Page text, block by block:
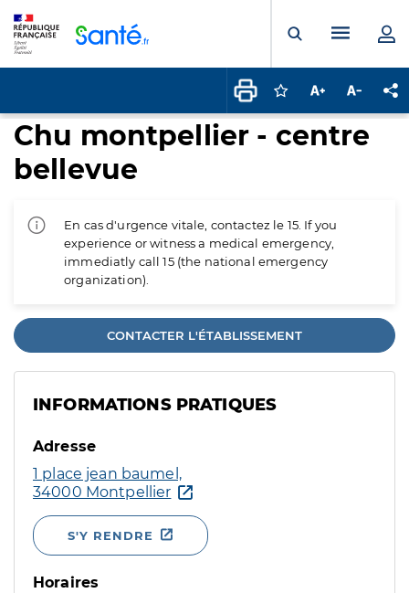
Ouvrir laMenu
Connectez-vous
Augmenter la
Chu montpellier - centre
bellevue
En cas d'urgence vitale, contactez le 15. If you
experience or witness a medical emergency,
immediatly call 15 (the national emergency
organization).
CONTACTER L'ÉTABLISSEMENT
INFORMATIONS PRATIQUES
Adresse
1 place jean baumel,
34000 Montpellier
S'Y RENDRE
Horaires